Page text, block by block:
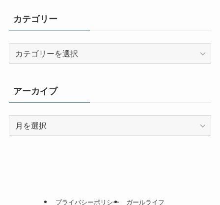
カテゴリー
ー
アーカイブ
プライバシーポリシー ガールライフ